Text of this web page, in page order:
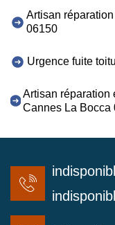
Artisan
06150
Urgence fuite
Artisan réparation
Cannes La Bocca